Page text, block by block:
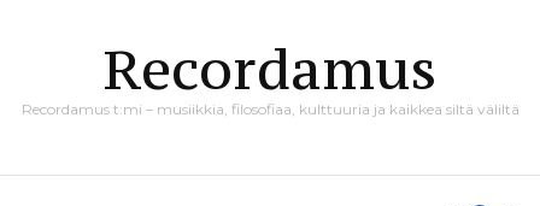
Recordamus
Recordamus t:mi – musiikkia, filosofiaa, kulttuuria ja kaikkea siltä väliltä